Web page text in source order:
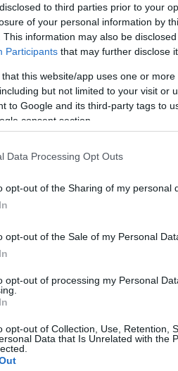
to third parties prior to your
of your personal information by
This information may also be
Participants that may further disclose
that this website/app uses one or
but not limited to your visit or
to Google and its third-party tags to
consent section.
Data Processing Opt Outs
opt-out of the Sharing of my personal
opt-out of the Sale of my Personal
opt-out of processing my Personal
opt-out of Collection, Use, Retention,
Data that Is Unrelated with the
incontrato ilplauso planetario di
resistenze. Tra queste, quella della
e sicurezza. Crow si è
tragiche
neutral;non devono cioè
semplici omini stilizzati. Anchel’HR
stradali in Olanda, sostiene